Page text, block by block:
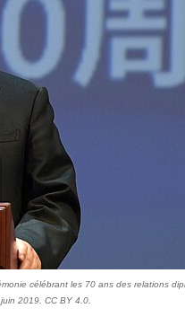
célébrant les 70 ans des relations
2019. CC BY 4.0.